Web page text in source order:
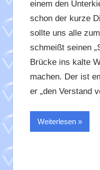
einem den
schon der kurze
sollte uns alle
schmeißt seinen
Brücke ins kalte
machen. Der ist
er „den Verstand
Weiterlesen